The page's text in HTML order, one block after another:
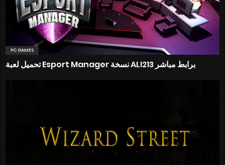
PC GAMES
تحميل لعبة Esport Manager نسخة ALI213 برابط مباشر